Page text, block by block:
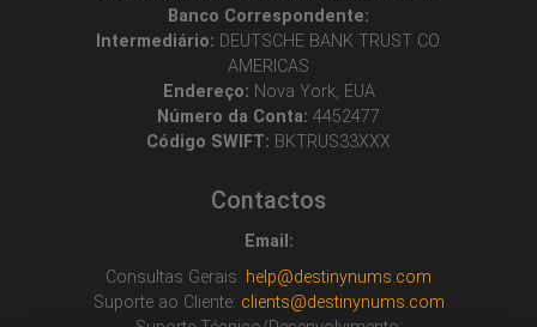
Banco Correspondente:
Intermediário: DEUTSCHE BANK TRUST CO.
AMERICAS
Endereço: Nova York, EUA
Número da Conta: 4452477
Código SWIFT: BKTRUS33XXX
Contactos
Email:
Consultas Gerais: help@destinynums.com
Suporte ao Cliente: clients@destinynums.com